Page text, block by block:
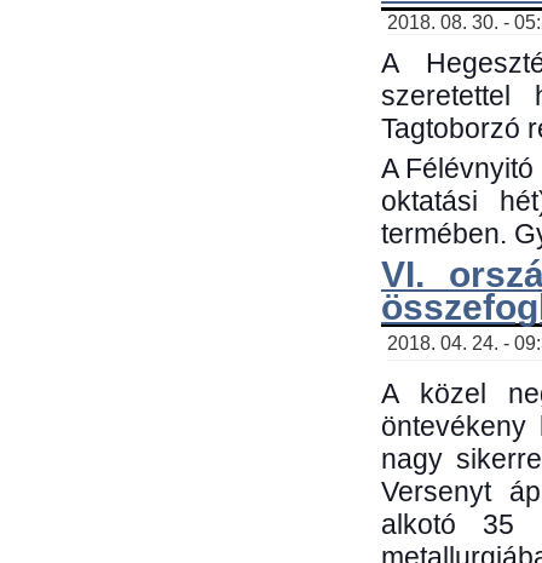
2018. 08. 30. -
A
szeretettel
Tagtoborzó
A
oktatási
termében.
VI.
2018. 04. 24. -
A közel
nagy
Versenyt
alkotó 35